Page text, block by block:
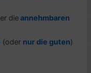
dieannehmbaren
(oder nur die guten)